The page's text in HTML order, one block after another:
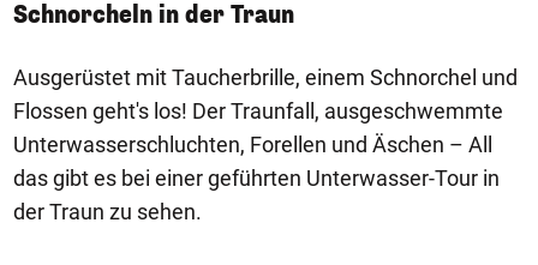
Schnorcheln in der Traun
Ausgerüstet mit Taucherbrille, einem Schnorchel und
Flossen geht's los! Der Traunfall, ausgeschwemmte
Unterwasserschluchten, Forellen und Äschen – All
das gibt es bei einer geführten Unterwasser-Tour in
der Traun zu sehen.